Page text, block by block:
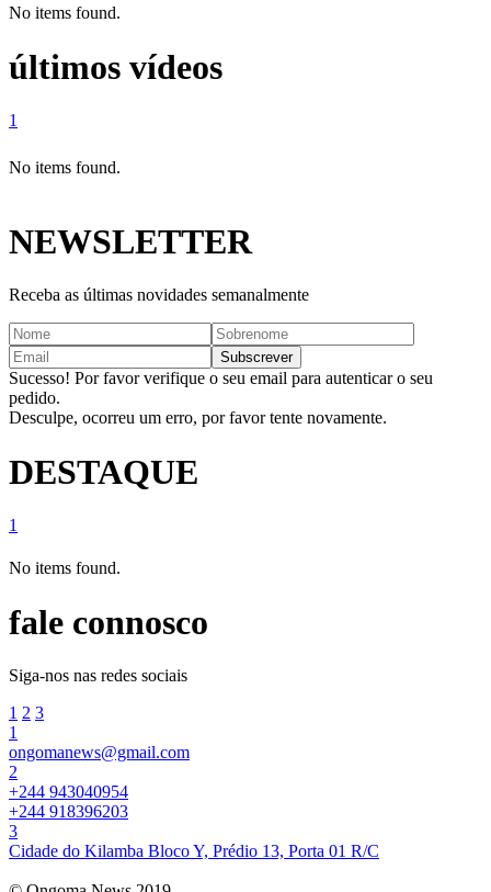
No items found.
últimos vídeos
1
No items found.
NEWSLETTER
Receba as últimas novidades semanalmente
Sucesso! Por favor verifique o seu email para autenticar o seu
pedido.
Desculpe, ocorreu um erro, por favor tente novamente.
DESTAQUE
1
No items found.
fale connosco
Siga-nos nas redes sociais
1 2 3
1
ongomanews@gmail.com
2
+244 943040954
+244 918396203
3
Cidade do Kilamba Bloco Y, Prédio 13, Porta 01 R/C